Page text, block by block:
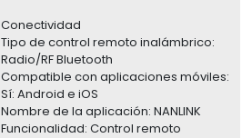
Conectividad
Tipo de control remoto inalámbrico:
Radio/RF Bluetooth
Compatible con aplicaciones móviles:
Sí: Android e iOS
Nombre de la aplicación: NANLINK
Funcionalidad: Control remoto